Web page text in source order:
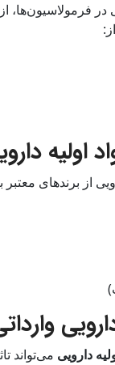
فرمولاسیون‌ها،
اولیه
از برندهای
دارویی می‌تواند